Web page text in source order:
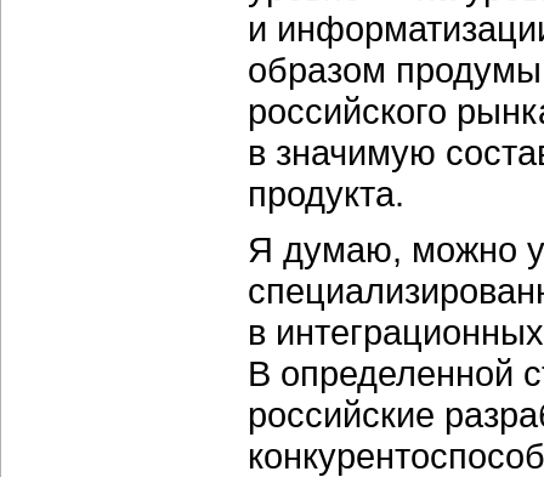
и
образом
российского
в значимую
продукта.
Я думаю, можно
в
В определенной
российские